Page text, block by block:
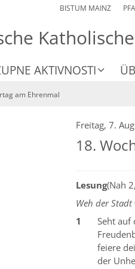
BISTUM MAINZ
AKTIVNOSTI
am Ehrenmal
Freitag, 7.
18.
Lesung(Nah
Weh der
1
Seht auf
feiere
der